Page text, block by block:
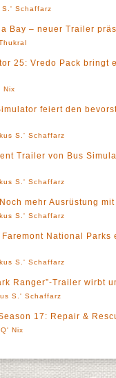
S.' Schaffarz
Bay – neuer Trailer
25: Vredo Pack bringt
Nix
feiert den
S.' Schaffarz
Trailer von Bus
S.' Schaffarz
mehr Ausrüstung
S.' Schaffarz
National Parks
S.' Schaffarz
Ranger”-Trailer wirbt
S.' Schaffarz
17: Repair &
Nix